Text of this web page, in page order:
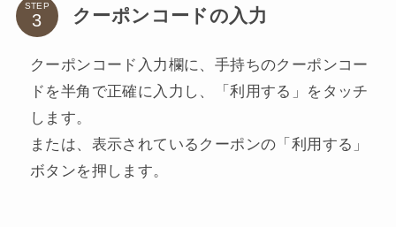
STEP クーポンコードの入力
クーポンコード入力欄に、手持ちのクーポンコー
ドを半角で正確に入力し、「利用する」をタッチ
します。
または、表示されているクーポンの「利用する」
ボタンを押します。